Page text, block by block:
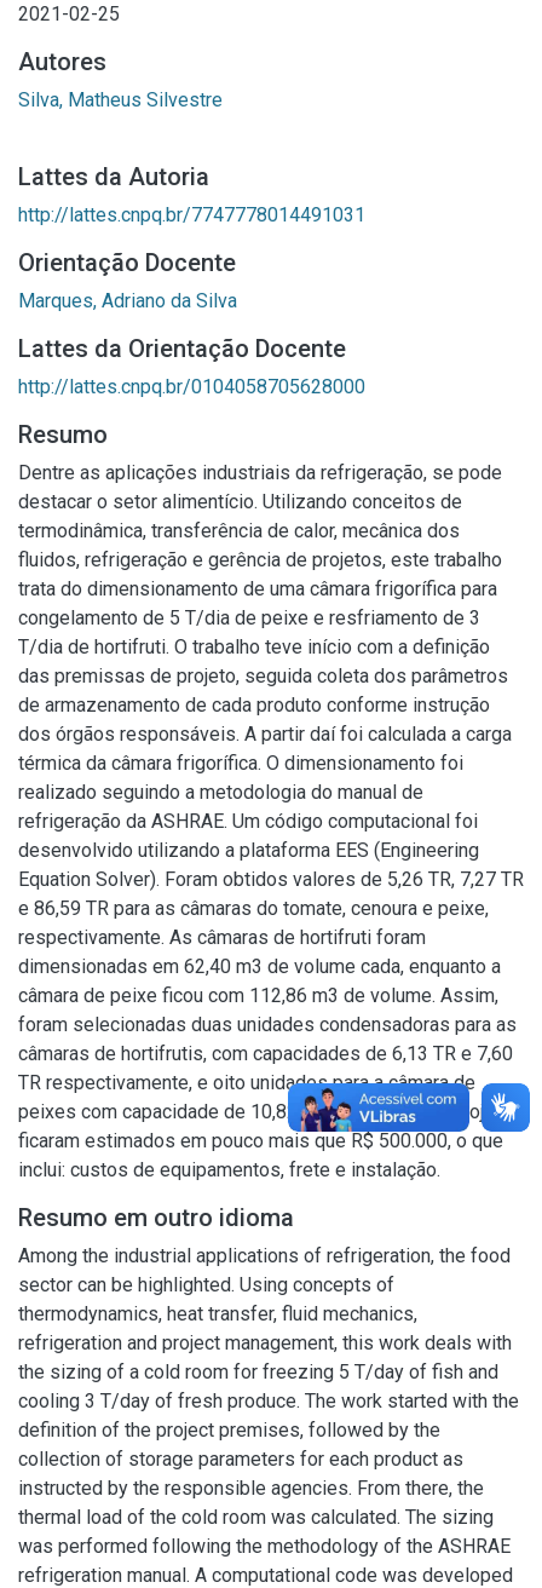
2021-02-25
Autores
Silva, Matheus Silvestre
Lattes da Autoria
http://lattes.cnpq.br/7747778014491031
Orientação Docente
Marques, Adriano da Silva
Lattes da Orientação Docente
http://lattes.cnpq.br/0104058705628000
Resumo
Dentre as aplicações industriais da refrigeração, se pode
destacar o setor alimentício. Utilizando conceitos de
termodinâmica, transferência de calor, mecânica dos
fluidos, refrigeração e gerência de projetos, este trabalho
trata do dimensionamento de uma câmara frigorífica para
congelamento de 5 T/dia de peixe e resfriamento de 3
T/dia de hortifruti. O trabalho teve início com a definição
das premissas de projeto, seguida coleta dos parâmetros
de armazenamento de cada produto conforme instrução
dos órgãos responsáveis. A partir daí foi calculada a carga
térmica da câmara frigorífica. O dimensionamento foi
realizado seguindo a metodologia do manual de
refrigeração da ASHRAE. Um código computacional foi
desenvolvido utilizando a plataforma EES (Engineering
Equation Solver). Foram obtidos valores de 5,26 TR, 7,27 TR
e 86,59 TR para as câmaras do tomate, cenoura e peixe,
respectivamente. As câmaras de hortifruti foram
dimensionadas em 62,40 m3 de volume cada, enquanto a
câmara de peixe ficou com 112,86 m3 de volume. Assim,
foram selecionadas duas unidades condensadoras para as
câmaras de hortifrutis, com capacidades de 6,13 TR e 7,60
TR respectivamente, e oito unidades para a câmara de
peixes com capacidade de 10,82 TR. Os custos do projeto
ficaram estimados em pouco mais que R$ 500.000, o que
inclui: custos de equipamentos, frete e instalação.
Resumo em outro idioma
Among the industrial applications of refrigeration, the food
sector can be highlighted. Using concepts of
thermodynamics, heat transfer, fluid mechanics,
refrigeration and project management, this work deals with
the sizing of a cold room for freezing 5 T/day of fish and
cooling 3 T/day of fresh produce. The work started with the
definition of the project premises, followed by the
collection of storage parameters for each product as
instructed by the responsible agencies. From there, the
thermal load of the cold room was calculated. The sizing
was performed following the methodology of the ASHRAE
refrigeration manual. A computational code was developed